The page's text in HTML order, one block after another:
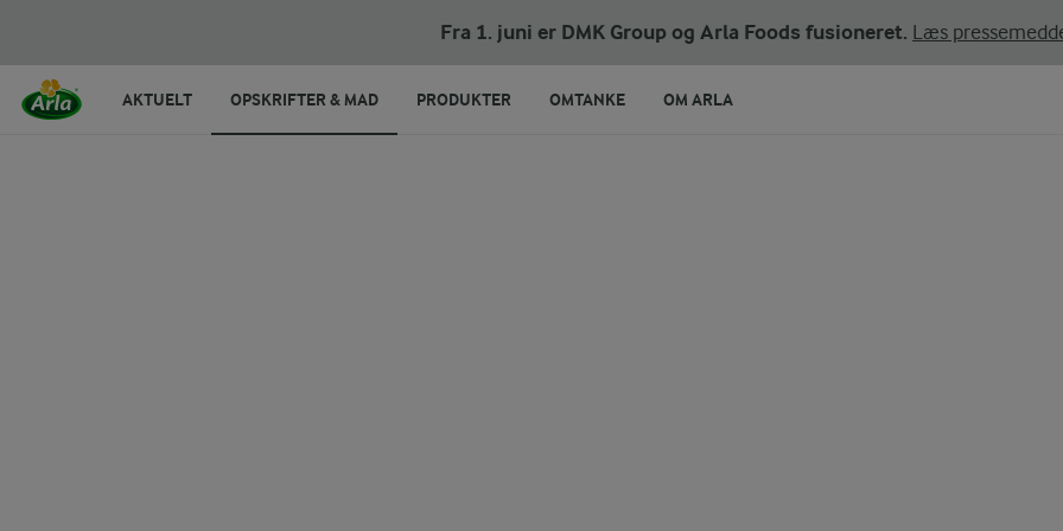
Fra 1. juni er DMK Group og Arla Foods fusioneret. Læs
AKTUELT OPSKRIFTER & MAD PRODUKTER OMTANKE OM ARLA